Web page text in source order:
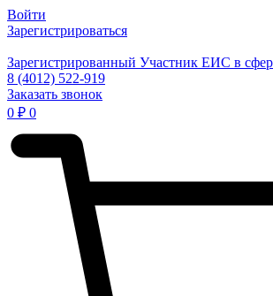
Войти
Зарегистрироваться
Зарегистрированный Участник ЕИС в
8 (4012) 522-919
Заказать звонок
0 ₽ 0